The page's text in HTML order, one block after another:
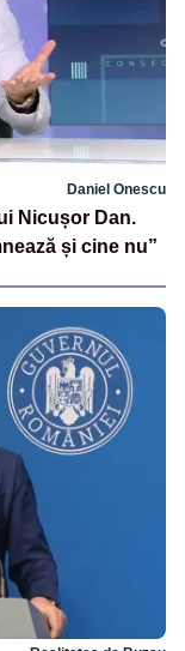
Daniel Onescu
Nicușor Dan.
și cine nu”